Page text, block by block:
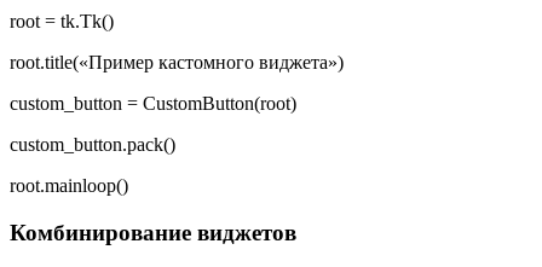
root = tk.Tk()
root.title(«Пример кастомного виджета»)
custom_button = CustomButton(root)
custom_button.pack()
root.mainloop()
Комбинирование виджетов